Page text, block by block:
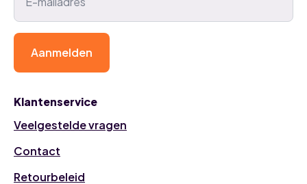
Klantenservice
Veelgestelde vragen
Contact
Retourbeleid
Aanmelden